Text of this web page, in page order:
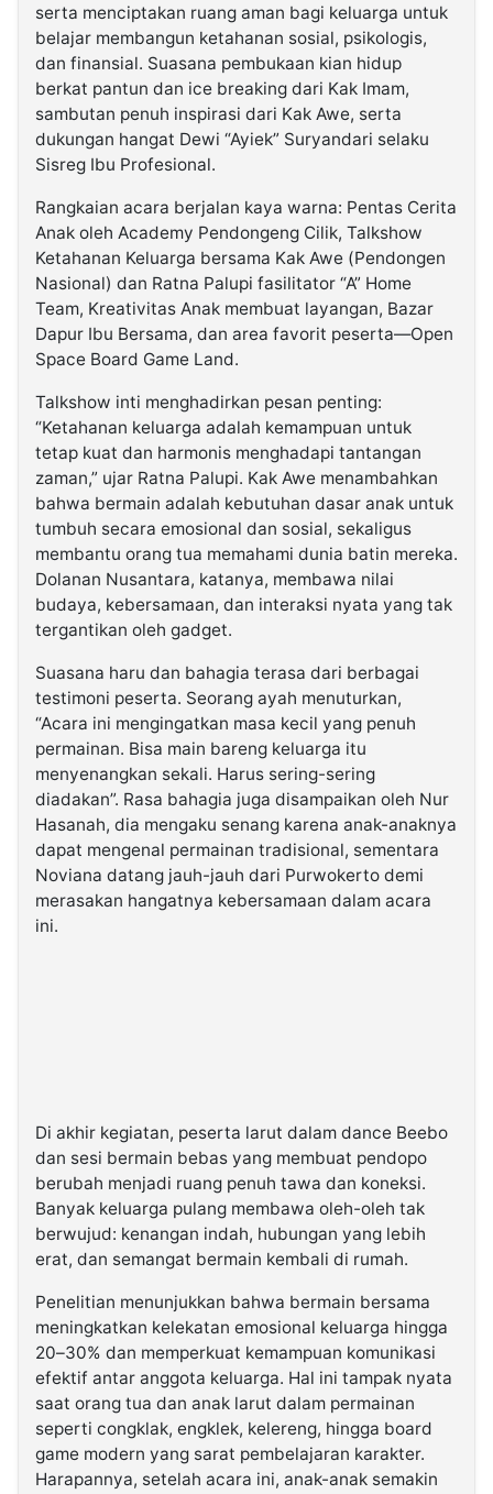
serta menciptakan ruang aman bagi keluarga untuk
belajar membangun ketahanan sosial, psikologis,
dan finansial. Suasana pembukaan kian hidup
berkat pantun dan ice breaking dari Kak Imam,
sambutan penuh inspirasi dari Kak Awe, serta
dukungan hangat Dewi “Ayiek” Suryandari selaku
Sisreg Ibu Profesional.
Rangkaian acara berjalan kaya warna: Pentas Cerita
Anak oleh Academy Pendongeng Cilik, Talkshow
Ketahanan Keluarga bersama Kak Awe (Pendongen
Nasional) dan Ratna Palupi fasilitator “A” Home
Team, Kreativitas Anak membuat layangan, Bazar
Dapur Ibu Bersama, dan area favorit peserta—Open
Space Board Game Land.
Talkshow inti menghadirkan pesan penting:
“Ketahanan keluarga adalah kemampuan untuk
tetap kuat dan harmonis menghadapi tantangan
zaman,” ujar Ratna Palupi. Kak Awe menambahkan
bahwa bermain adalah kebutuhan dasar anak untuk
tumbuh secara emosional dan sosial, sekaligus
membantu orang tua memahami dunia batin mereka.
Dolanan Nusantara, katanya, membawa nilai
budaya, kebersamaan, dan interaksi nyata yang tak
tergantikan oleh gadget.
Suasana haru dan bahagia terasa dari berbagai
testimoni peserta. Seorang ayah menuturkan,
“Acara ini mengingatkan masa kecil yang penuh
permainan. Bisa main bareng keluarga itu
menyenangkan sekali. Harus sering-sering
diadakan”. Rasa bahagia juga disampaikan oleh Nur
Hasanah, dia mengaku senang karena anak-anaknya
dapat mengenal permainan tradisional, sementara
Noviana datang jauh-jauh dari Purwokerto demi
merasakan hangatnya kebersamaan dalam acara
ini.
Di akhir kegiatan, peserta larut dalam dance Beebo
dan sesi bermain bebas yang membuat pendopo
berubah menjadi ruang penuh tawa dan koneksi.
Banyak keluarga pulang membawa oleh-oleh tak
berwujud: kenangan indah, hubungan yang lebih
erat, dan semangat bermain kembali di rumah.
Penelitian menunjukkan bahwa bermain bersama
meningkatkan kelekatan emosional keluarga hingga
20–30% dan memperkuat kemampuan komunikasi
efektif antar anggota keluarga. Hal ini tampak nyata
saat orang tua dan anak larut dalam permainan
seperti congklak, engklek, kelereng, hingga board
game modern yang sarat pembelajaran karakter.
Harapannya, setelah acara ini, anak-anak semakin